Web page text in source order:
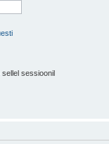
sellel sessioonil